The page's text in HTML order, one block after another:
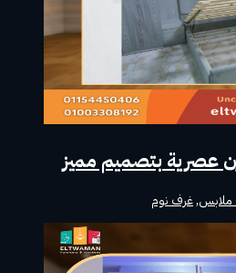
عصرية بتصميم مميز
,غرف نوم